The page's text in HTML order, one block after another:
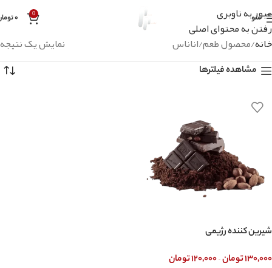
عبور به ناوبری
رفتن به محتوای اصلی
منو 0 ۰
خانه محصول طعم اناناس نمایش یک نتیجه
مشاهده فیلترها
شیرین کننده رژیمی
۱۳۰,۰۰۰تومان–۱۲۰,۰۰۰تومان